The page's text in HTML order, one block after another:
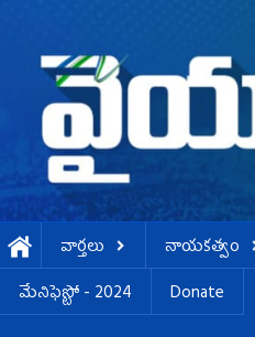
వార్తలు నాయకత్వం
మేనిఫెస్టో - 2024
Donate